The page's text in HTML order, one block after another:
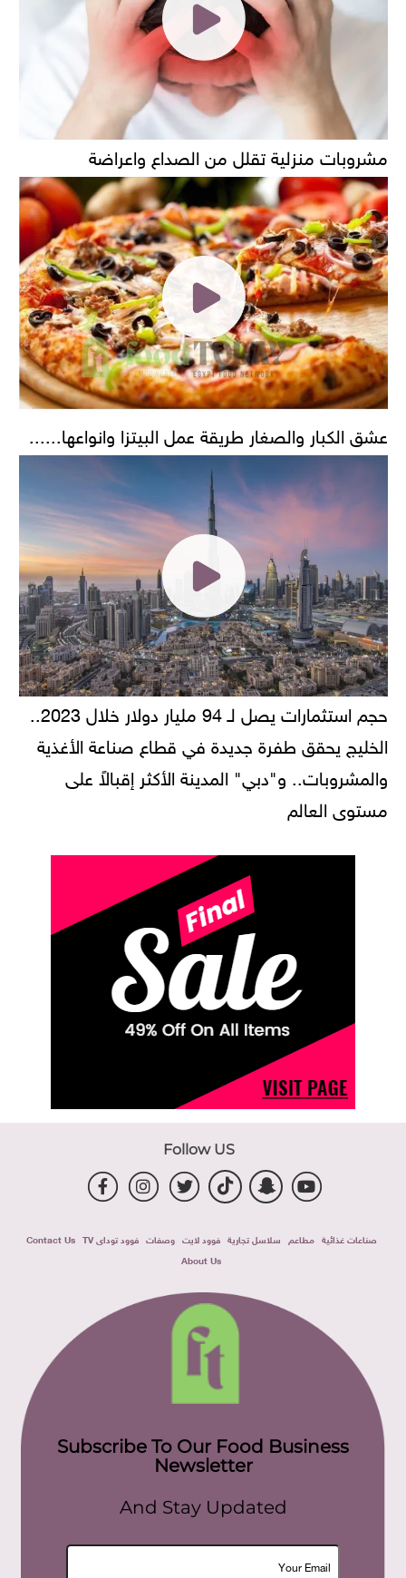
مشروبات منزلية تقلل من الصداع واعراضة
عشق الكبار والصغار طريقة عمل البيتزا وانواعها......
حجم استثمارات يصل لـ 94 مليار دولار خلال 2023..
الخليج يحقق طفرة جديدة في قطاع صناعة الأغذية
والمشروبات.. و"دبي" المدينة الأكثر إقبالاً على
مستوى العالم
Follow US
صناعات غذائية مطاعم سلاسل تجارية فوود لايت وصفات فوود توداى TV
Contact Us
About Us
Subscribe To Our Food Business
Newsletter
And Stay Updated